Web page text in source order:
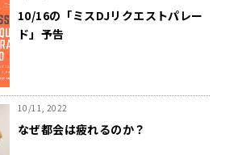
10/16の「ミスDJリクエストパレー
ド」予告
10/11, 2022
なぜ都会は疲れるのか？